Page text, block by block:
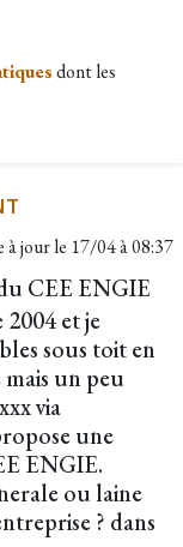
dont les
à jour le 17/04 à 08:37
CEE ENGIE
et je
sous toit en
un peu
via
une
ENGIE.
ou laine
? dans